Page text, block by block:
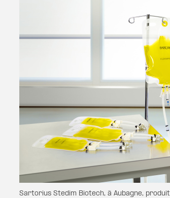
Sartorius Stedim Biotech, à Aubagne,